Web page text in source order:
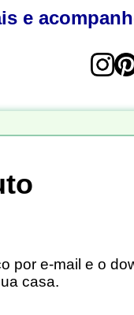
e
por e-mail e o
casa.